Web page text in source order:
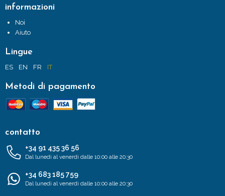
informazioni
Noi
Aiuto
Lingue
ES EN FR IT
Metodi di pagamento
contatto
+34 91 435 36 56
Dal lunedì al venerdì dalle 10:00 alle 20:30
+34 683 185 759
Dal lunedì al venerdì dalle 10:00 alle 20:30